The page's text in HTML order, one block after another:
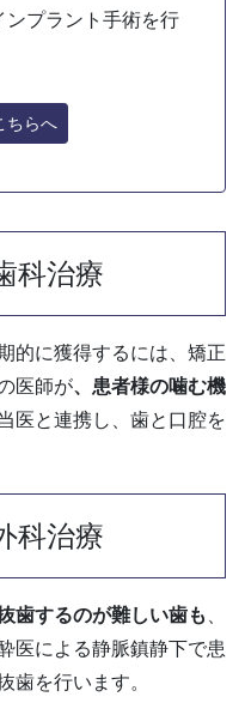
プラント手術を行
ちらへ
科治療
的に獲得するには、矯正
医師が、患者様の噛む機
医と連携し、歯と口腔を
科治療
歯するのが難しい歯も 、
医による静脈鎮静下で患
歯を行います。